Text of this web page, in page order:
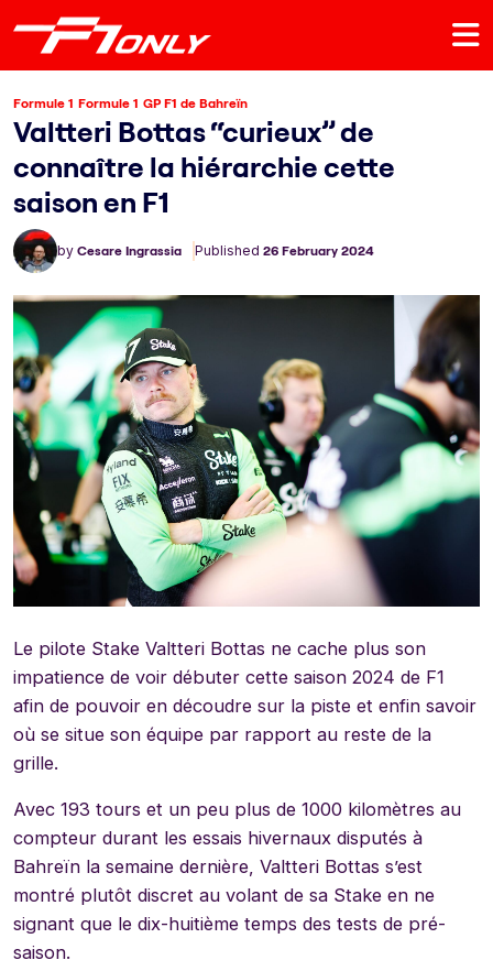
Formule 1 Formule 1 GP F1 de Bahreïn
Valtteri Bottas “curieux” de
connaître la hiérarchie cette
saison en F1
by Cesare Ingrassia Published 26 February 2024
Le pilote Stake Valtteri Bottas ne cache plus son
impatience de voir débuter cette saison 2024 de F1
afin de pouvoir en découdre sur la piste et enfin savoir
où se situe son équipe par rapport au reste de la
grille.
Avec 193 tours et un peu plus de 1000 kilomètres au
compteur durant les essais hivernaux disputés à
Bahreïn la semaine dernière, Valtteri Bottas s’est
montré plutôt discret au volant de sa Stake en ne
signant que le dix-huitième temps des tests de pré-
saison.